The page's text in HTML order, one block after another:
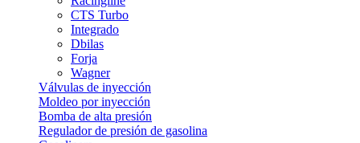
CTS Turbo
Integrado
Dbilas
Forja
Wagner
Válvulas de inyección
Moldeo por inyección
Bomba de alta presión
Regulador de presión de gasolina